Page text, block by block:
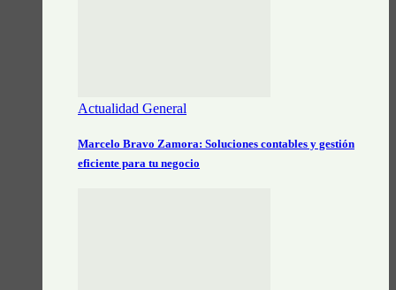
Actualidad General
Marcelo Bravo Zamora: Soluciones contables y gestión
eficiente para tu negocio